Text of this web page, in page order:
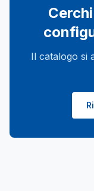
Il catalogo si